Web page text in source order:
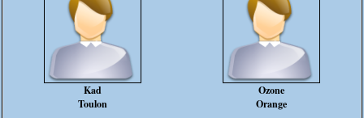
Kad
Toulon
Ozone
Orange